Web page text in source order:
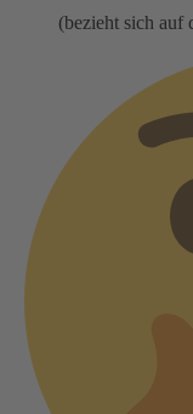
(bezieht sich auf